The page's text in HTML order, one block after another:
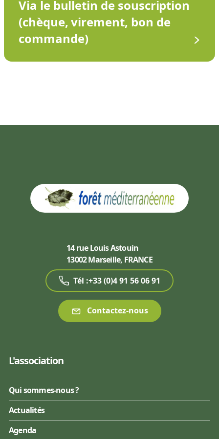
Via le bulletin de souscription
(chèque, virement, bon de
commande)
14 rue Louis Astouin
13002 Marseille, FRANCE
Tél :+33 (0)4 91 56 06 91
Contactez-nous
L'association
Qui sommes-nous ?
Actualités
Agenda